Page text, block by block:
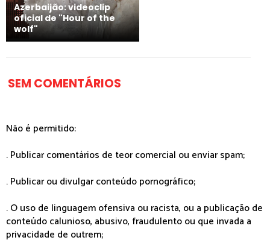
Azerbaijão: videoclip
oficial de "Hour of the
wolf"
SEM COMENTÁRIOS
Não é permitido:
. Publicar comentários de teor comercial ou enviar spam;
. Publicar ou divulgar conteúdo pornográfico;
. O uso de linguagem ofensiva ou racista, ou a publicação de
conteúdo calunioso, abusivo, fraudulento ou que invada a
privacidade de outrem;